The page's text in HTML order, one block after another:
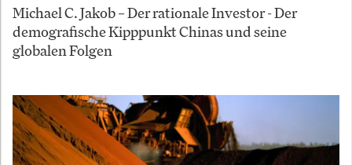
Michael C. Jakob – Der rationale Investor - Der
demografische Kipppunkt Chinas und seine
globalen Folgen